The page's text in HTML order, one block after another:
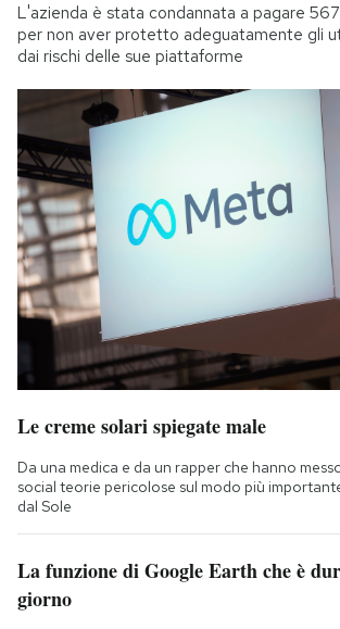
L'azienda è stata condannata a pagare
per non aver protetto adeguatamente gli
dai rischi delle sue piattaforme
Le creme solari spiegate male
Da una medica e da un rapper che hanno
social teorie pericolose sul modo più
dal Sole
La funzione di Google Earth che è
giorno